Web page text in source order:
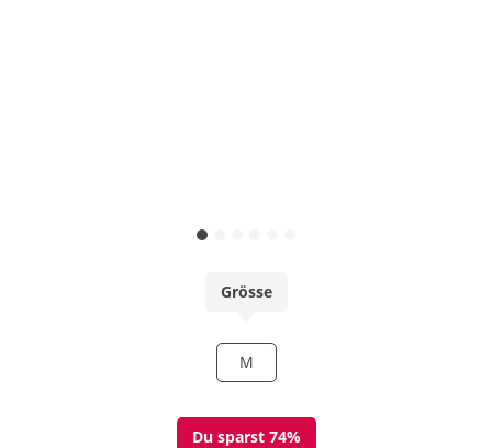
Grösse
M
Du sparst 74%